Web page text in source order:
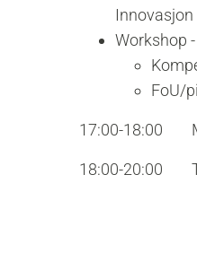
Innovasjon
Workshop
FoU/
17:00-18:00
18:00-20:00